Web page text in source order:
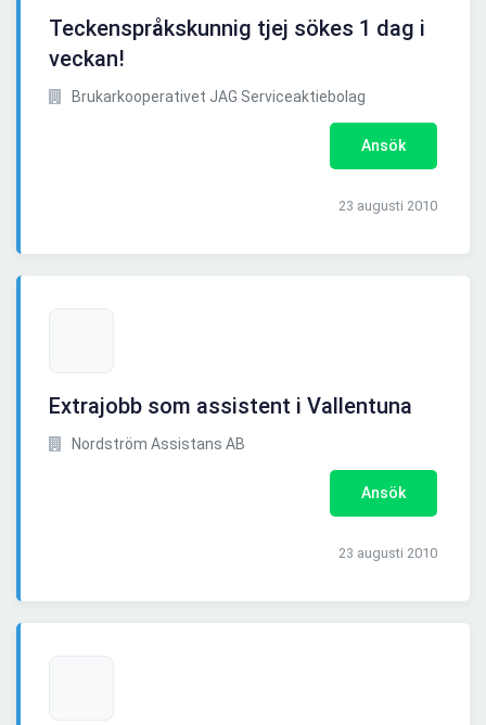
Teckenspråkskunnig tjej sökes 1 dag i
veckan!
Brukarkooperativet JAG Serviceaktiebolag
Ansök
23 augusti 2010
Extrajobb som assistent i Vallentuna
Nordström Assistans AB
Ansök
23 augusti 2010